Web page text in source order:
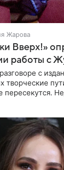
Жарова
Вверх!»
работы с
с
творческие